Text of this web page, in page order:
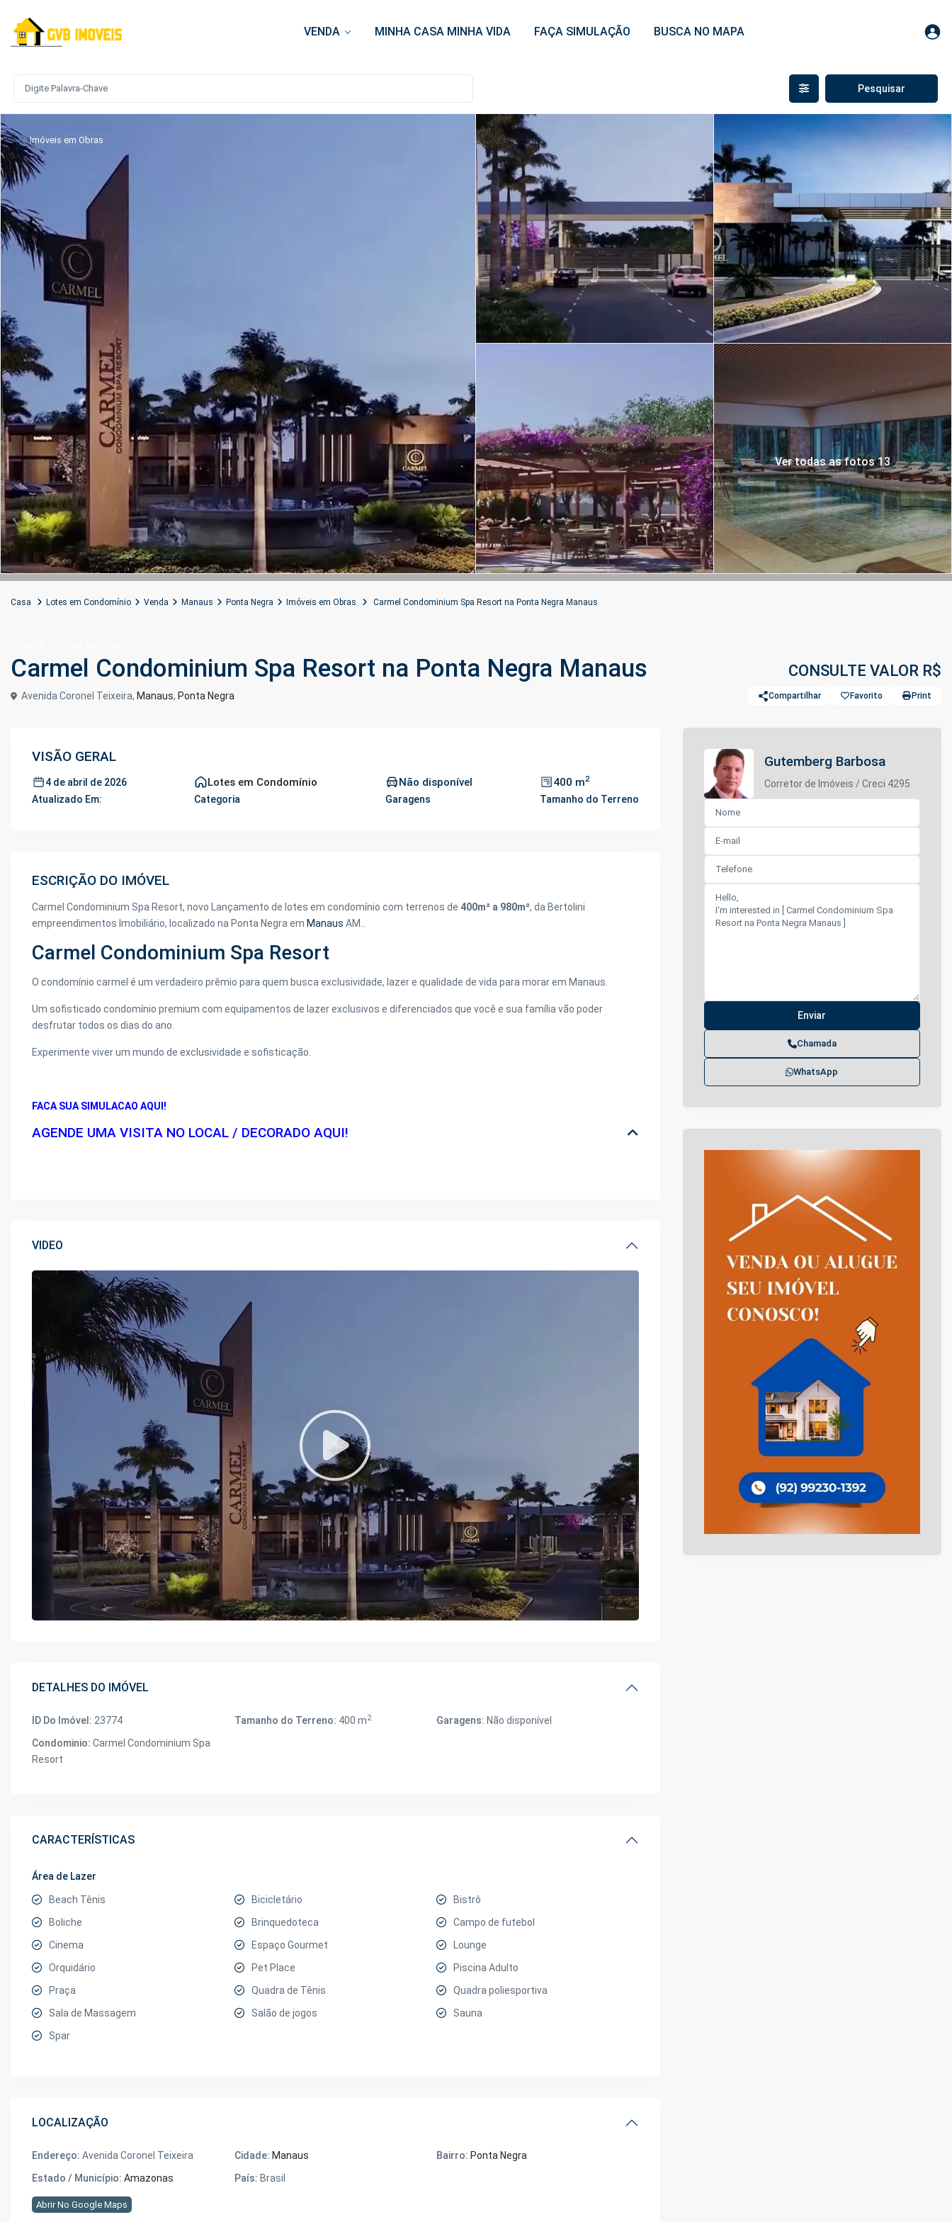
VENDA MINHA CASA MINHA VIDA FAÇA SIMULAÇÃO BUSCA NO MAPA
Imóveis em Obras
Ver todas as fotos 13
Casa Lotes em Condomínio Venda Manaus Ponta Negra Imóveis em Obras Carmel Condominium Spa Resort na Ponta Negra Manaus
Carmel Condominium Spa Resort na Ponta Negra Manaus CONSULTE VALOR R$
Avenida Coronel Teixeira, Manaus, Ponta Negra Compartilhar Favorito Print
VISÃO GERAL
4 de abril de 2026
Atualizado Em:
Lotes em Condomínio
Categoria
Não disponível
Garagens
400 m2
Tamanho do Terreno
ESCRIÇÃO DO IMÓVEL
Carmel Condominium Spa Resort, novo Lançamento de lotes em condomínio com terrenos de 400m² a 980m², da Bertolini
empreendimentos Imobiliário, localizado na Ponta Negra em Manaus AM..
Carmel Condominium Spa Resort
O condomínio carmel é um verdadeiro prêmio para quem busca exclusividade, lazer e qualidade de vida para morar em Manaus.
Um sofisticado condomínio premium com equipamentos de lazer exclusivos e diferenciados que você e sua família vão poder
desfrutar todos os dias do ano.
Experimente viver um mundo de exclusividade e sofisticação.
FACA SUA SIMULACAO AQUI!
AGENDE UMA VISITA NO LOCAL / DECORADO AQUI!
VIDEO
DETALHES DO IMÓVEL
ID Do Imóvel: 23774 Tamanho do Terreno: 400 m2 Garagens: Não disponível
Condominio: Carmel Condominium Spa
Resort
CARACTERÍSTICAS
Área de Lazer
Beach Tênis Bicicletário
Bistrô
Boliche
Brinquedoteca
Campo de futebol
Cinema
Espaço Gourmet
Lounge
Orquidário
Pet Place
Piscina Adulto
Praça
Quadra de Tênis
Quadra poliesportiva
Sala de Massagem
Salão de jogos
Sauna
Spar
LOCALIZAÇÃO
Endereço: Avenida Coronel Teixeira Cidade: Manaus Bairro: Ponta Negra
Estado / Município: Amazonas País: Brasil
Abrir No Google Maps
Gutemberg Barbosa
Corretor de Imóveis / Creci 4295
Chamada
WhatsApp